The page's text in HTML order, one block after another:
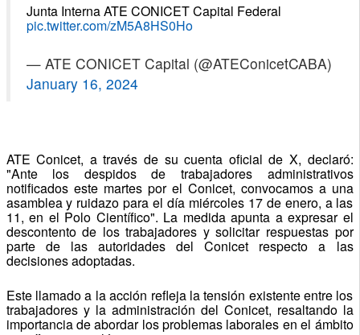
Junta Interna ATE CONICET Capital Federal
pic.twitter.com/zM5A8HS0Ho
— ATE CONICET Capital (@ATEConicetCABA)
January 16, 2024
ATE Conicet, a través de su cuenta oficial de X, declaró:
"Ante los despidos de trabajadores administrativos
notificados este martes por el Conicet, convocamos a una
asamblea y ruidazo para el día miércoles 17 de enero, a las
11, en el Polo Científico". La medida apunta a expresar el
descontento de los trabajadores y solicitar respuestas por
parte de las autoridades del Conicet respecto a las
decisiones adoptadas.
Este llamado a la acción refleja la tensión existente entre los
trabajadores y la administración del Conicet, resaltando la
importancia de abordar los problemas laborales en el ámbito